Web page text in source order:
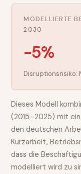
MODELLIERTE
2030
-5%
Disruptionsrisiko:
Dieses Modell
(2015–2025) mit
den deutschen
Kurzarbeit,
dass die
modelliert wird zu